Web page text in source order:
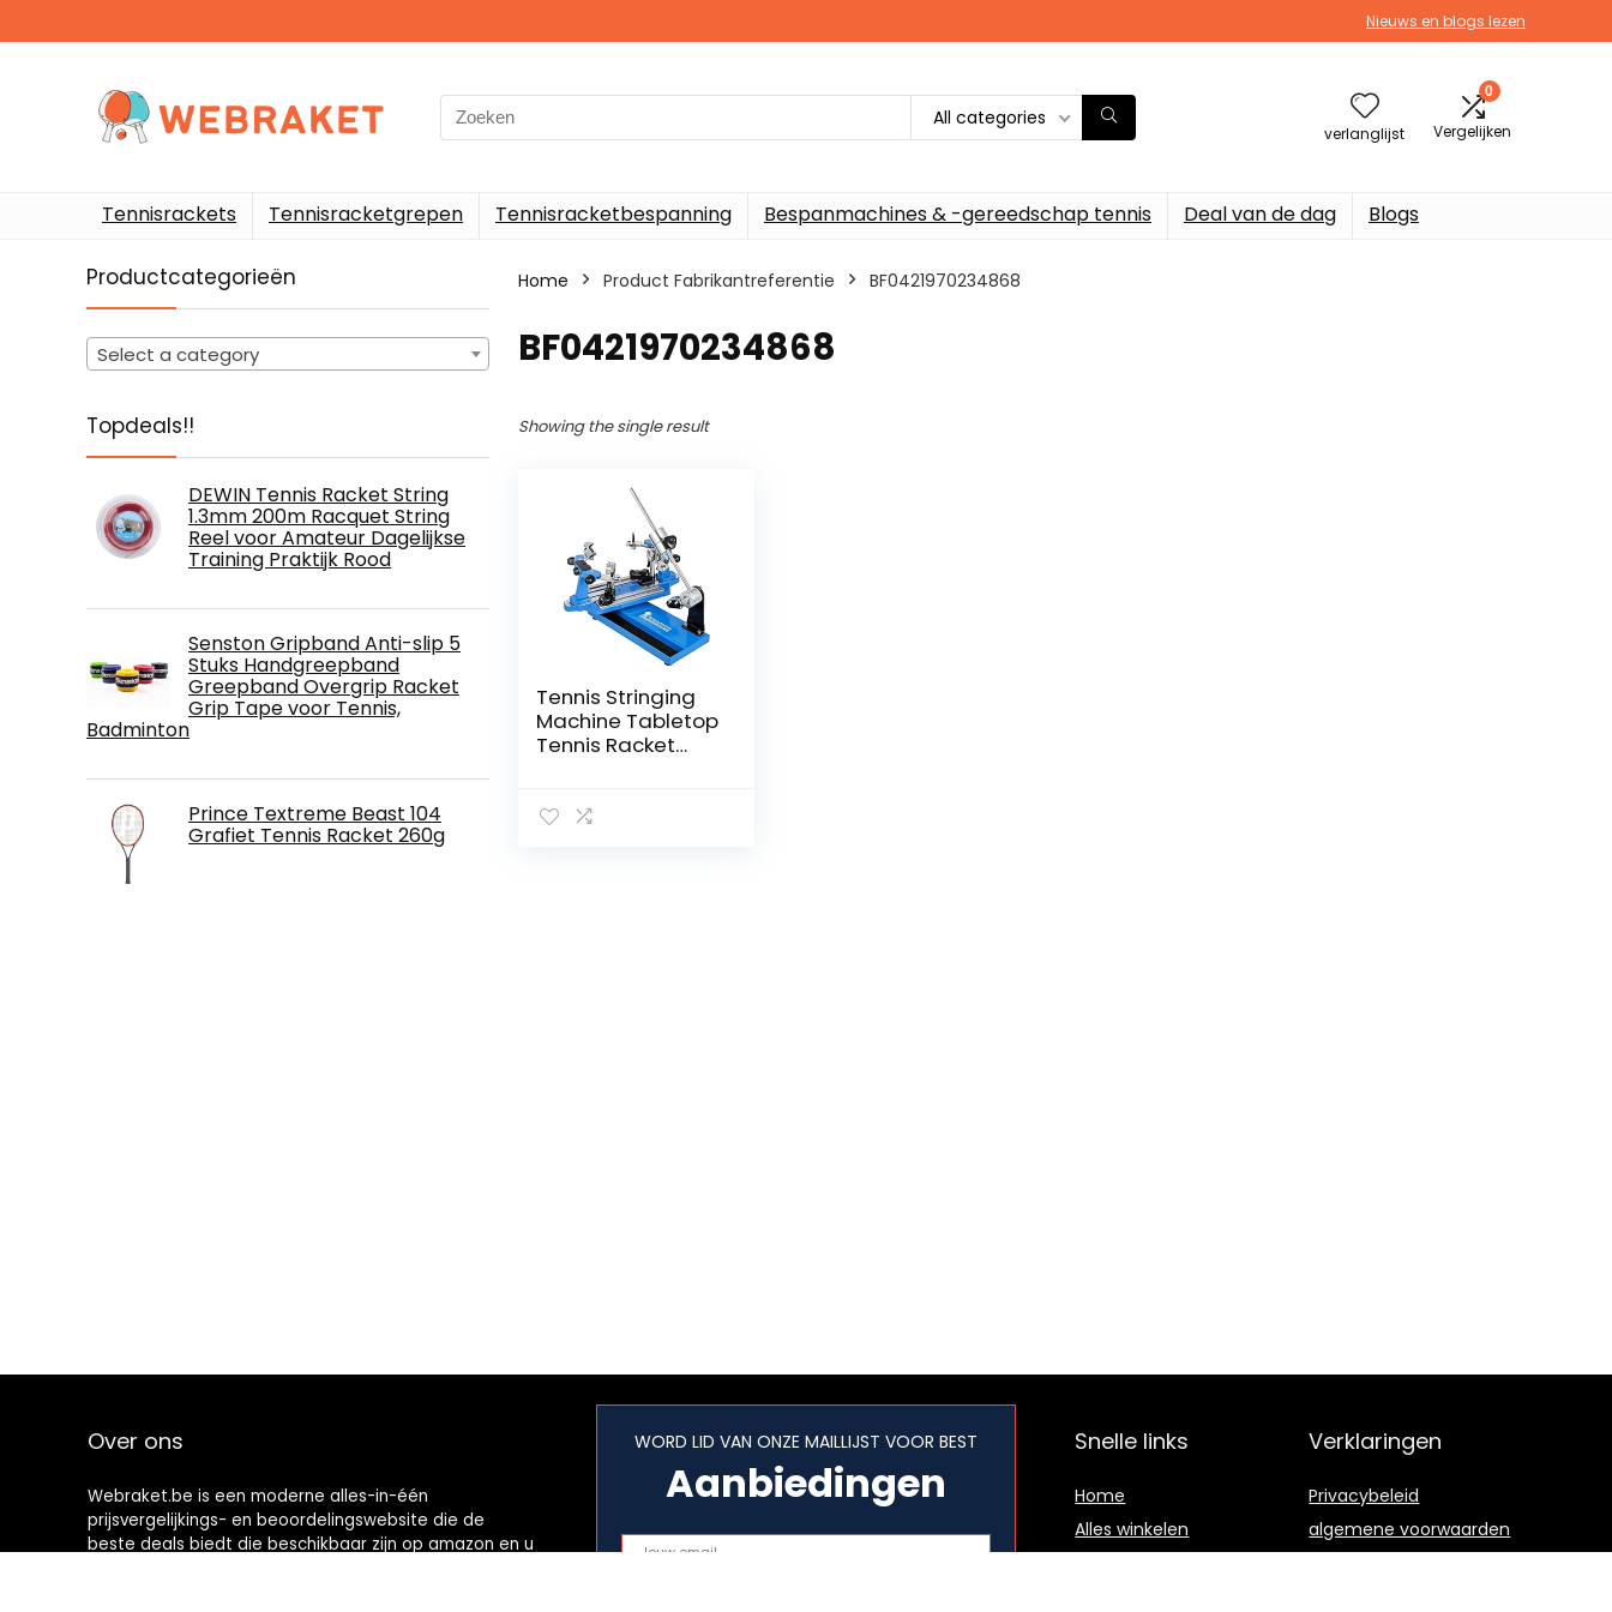
Nieuws en blogs lezen
Search
for:
All categories
verlanglijst
0
Vergelijken
Tennisrackets Tennisracketgrepen Tennisracketbespanning Bespanmachines & -gereedschap tennis Deal van de dag Blogs
Productcategorieën
Select a category
Topdeals!!
DEWIN Tennis Racket String
1.3mm 200m Racquet String
Reel voor Amateur Dagelijkse
Training Praktijk Rood
Senston Gripband Anti-slip 5
Stuks Handgreepband
Greepband Overgrip Racket
Grip Tape voor Tennis,
Badminton
Prince Textreme Beast 104
Grafiet Tennis Racket 260g
Home Product Fabrikantreferentie ‎BF0421970234868
‎BF0421970234868
Showing the single result
Tennis Stringing
Machine Tabletop
Tennis Racket
Racquet Stringing
Over ons
Webraket.be is een moderne alles-in-één
prijsvergelijkings- en beoordelingswebsite die de
beste deals biedt die beschikbaar zijn op amazon en u
WORD LID VAN ONZE MAILLIJST VOOR BEST
Aanbiedingen
Snelle links
Home
Alles winkelen
Verklaringen
Privacybeleid
algemene voorwaarden